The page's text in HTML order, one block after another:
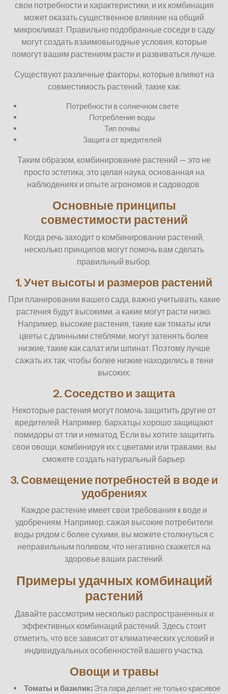
свои потребности и характеристики, и их комбинация
может оказать существенное влияние на общий
микроклимат. Правильно подобранные соседи в саду
могут создать взаимовыгодные условия, которые
помогут вашим растениям расти и развиваться лучше.
Существуют различные факторы, которые влияют на
совместимость растений, такие как:
Потребности в солнечном свете
Потребление воды
Тип почвы
Защита от вредителей
Таким образом, комбинирование растений — это не
просто эстетика, это целая наука, основанная на
наблюдениях и опыте агрономов и садоводов.
Основные принципы
совместимости растений
Когда речь заходит о комбинировании растений,
несколько принципов могут помочь вам сделать
правильный выбор.
1. Учет высоты и размеров растений
При планировании вашего сада, важно учитывать, какие
растения будут высокими, а какие могут расти низко.
Например, высокие растения, такие как томаты или
цветы с длинными стеблями, могут затенять более
низкие, такие как салат или шпинат. Поэтому лучше
сажать их так, чтобы более низкие находились в тени
высоких.
2. Соседство и защита
Некоторые растения могут помочь защитить другие от
вредителей. Например, бархатцы хорошо защищают
помидоры от тли и нематод. Если вы хотите защитить
свои овощи, комбинируя их с цветами или травами, вы
сможете создать натуральный барьер.
3. Совмещение потребностей в воде и
удобрениях
Каждое растение имеет свои требования к воде и
удобрениям. Например, сажая высокие потребители
воды рядом с более сухими, вы можете столкнуться с
неправильным поливом, что негативно скажется на
здоровье ваших растений.
Примеры удачных комбинаций
растений
Давайте рассмотрим несколько распространенных и
эффективных комбинаций растений. Здесь стоит
отметить, что все зависит от климатических условий и
индивидуальных особенностей вашего участка.
Овощи и травы
Томаты и базилик: Эта пара делает не только красивое